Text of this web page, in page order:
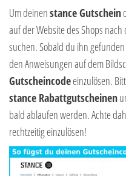
Um deinenstance Gutschein
auf der Website des Shops
suchen. Sobald du ihn
den Anweisungen auf dem
Gutscheincodeeinzulösen.
stance Rabattgutscheinen
bald ablaufen werden. Achte
rechtzeitig einzulösen!